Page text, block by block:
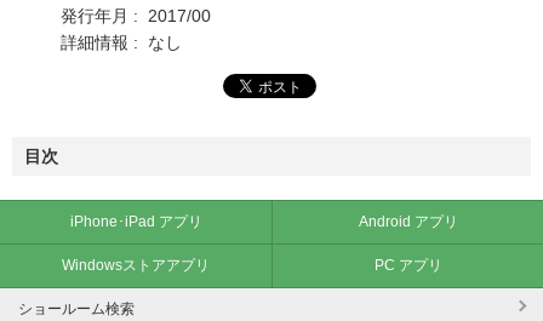
発行年月 : 2017/00
詳細情報 : なし
目次
iPhone･iPad アプリ Android アプリ
Windowsストアアプリ PC アプリ
ショールーム検索